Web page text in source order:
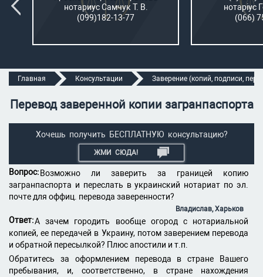
нотариус Самчук Т. В.
(099)182-13-77
нотаріус
(066)
Главная Консультации Заверение (копий, подписи,
Перевод заверенной копии загранпаспорта
Хочешь получить БЕСПЛАТНУЮ консультацию?
ЖМИ СЮДА!
Вопрос: Возможно ли заверить за границей копию
загранпаспорта и переслать в украинский нотариат по эл.
почте для оффиц. перевода заверенности?
Владислав, Харьков
Ответ:А зачем городить вообще огород с нотариальной
копией, ее передачей в Украину, потом заверением перевода
и обратной пересылкой? Плюс апостили и т.п.
Обратитесь за оформлением перевода в стране Вашего
пребывания, и, соответственно, в стране нахождения